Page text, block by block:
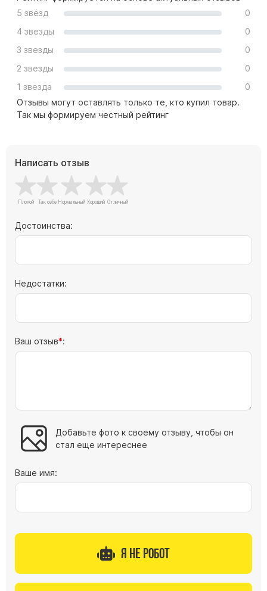
Памятники современные
Памятники стандартные
Памятники черные
Памятники со свечей
Памятники в виде дерева
Памятники с лебедями
Памятники в форме скалы
Памятник Родителям
Мемориальные доски
Столбы для ограды чугун
Подсвечники
Барельефы
5 звёзд
0
4 звезды
0
3 звезды
0
2 звезды
0
1 звезда
0
Отзывы могут оставлять только те, кто купил товар.
Так мы формируем честный рейтинг
Написать отзыв
Достоинства:
Недостатки:
Ваш отзыв :
Добавьте фото к своему отзыву, чтобы он
стал еще интереснее
Ваше имя:
Я не робот